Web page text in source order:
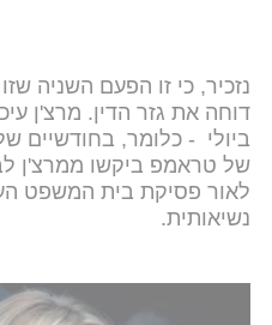
נזכיר, כי זו הפעם השניה
דוחה את גזר הדין. מרצ'ן
ביולי - כלומר, בחודשיים
של טראמפ ביקשו ממרצ'ן
לאור פסיקת בית המשפט
נשיאותית.